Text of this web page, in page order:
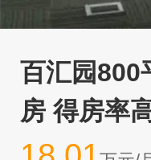
百汇园800
房 得房率